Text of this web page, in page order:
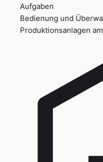
Aufgaben
Bedienung und
Produktionsanlagen